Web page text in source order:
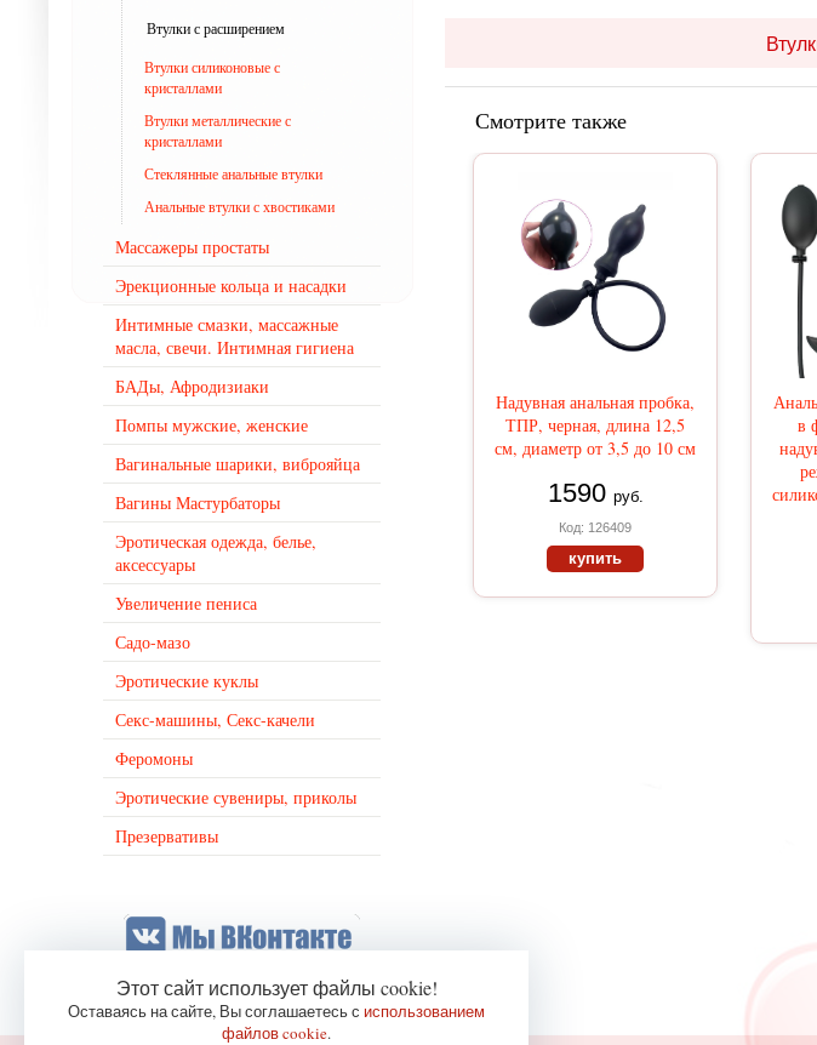
Смотрите также
Надувная анальная пробка,
ТПР, черная, длина 12,5
см, диаметр от 3,5 до 10 см
1590 руб.
Код: 126409
купить
в
Втулки с расширением
Втулки силиконовые с
кристаллами
Втулки металлические с
кристаллами
Стеклянные анальные втулки
Анальные втулки с хвостиками
Массажеры простаты
Эрекционные кольца и насадки
Интимные смазки, массажные
масла, свечи. Интимная гигиена
БАДы, Афродизиаки
Помпы мужские, женские
Вагинальные шарики, виброяйца
Вагины Мастурбаторы
Эротическая одежда, белье,
аксессуары
Увеличение пениса
Садо-мазо
Эротические куклы
Секс-машины, Секс-качели
Феромоны
Эротические сувениры, приколы
Презервативы
Этот сайт использует файлы cookie!
Оставаясь на сайте, Вы соглашаетесь с использованием
файлов cookie.